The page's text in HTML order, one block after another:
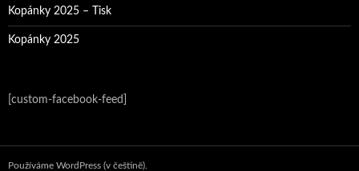
Kopánky 2025 – Tisk
Kopánky 2025
[custom-facebook-feed]
Používáme WordPress (v češtině).